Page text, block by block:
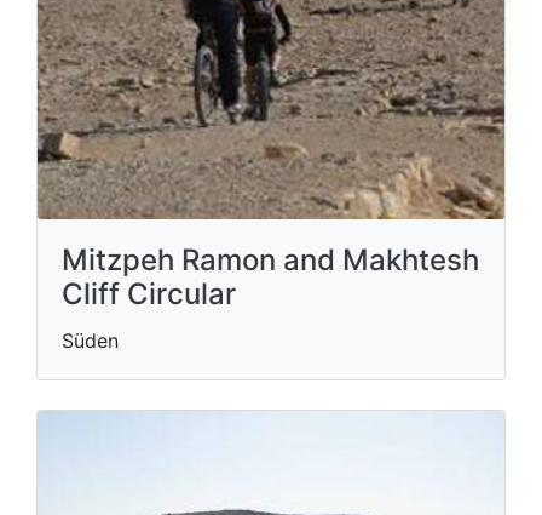
Mitzpeh Ramon and Makhtesh
Cliff Circular
Süden